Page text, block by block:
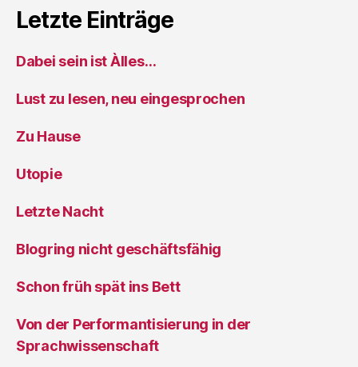
Letzte Einträge
Dabei sein ist Àlles…
Lust zu lesen, neu eingesprochen
Zu Hause
Utopie
Letzte Nacht
Blogring nicht geschäftsfähig
Schon früh spät ins Bett
Von der Performantisierung in der
Sprachwissenschaft